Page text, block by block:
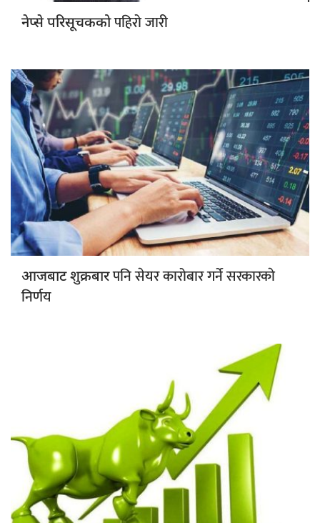
नेप्से परिसूचककोपहिरो जारी
आजबाट शुक्रबारपनि सेयर कारोबार गर्ने सरकारकाे
निर्णय